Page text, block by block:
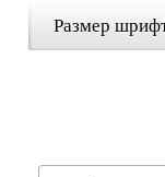
Размер